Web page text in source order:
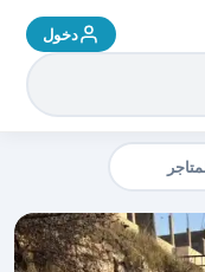
دخول